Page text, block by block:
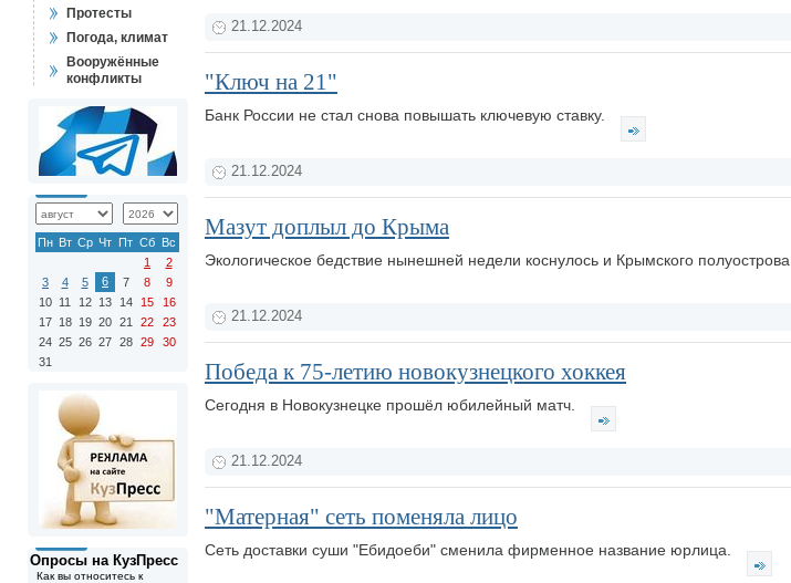
Протесты
Погода, климат
Вооружённые
конфликты
Пн Вт Ср Чт Пт Сб Вс
1
2
3
4 5 6 7 8
9
10 11 12 13 14 15
16
17 18 19 20 21 22
23
24 25 26 27 28 29
30
31
Опросы на КузПресс
Как вы относитесь к
21.12.2024
"Ключ на 21"
Банк России не стал снова повышать ключевую ставку.
21.12.2024
Мазут доплыл до Крыма
Экологическое бедствие нынешней недели коснулось и Крымского полуострова.
21.12.2024
Победа к 75-летию новокузнецкого хоккея
Сегодня в Новокузнецке прошёл юбилейный матч.
21.12.2024
"Матерная" сеть поменяла лицо
Сеть доставки суши "Ебидоеби" сменила фирменное название юрлица.